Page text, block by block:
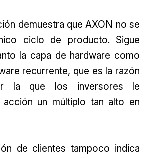
demuestra que AXON no se
ciclo de producto. Sigue
la capa de hardware como
recurrente, que es la razón
la que los inversores le
un múltiplo tan alto en
de clientes tampoco indica